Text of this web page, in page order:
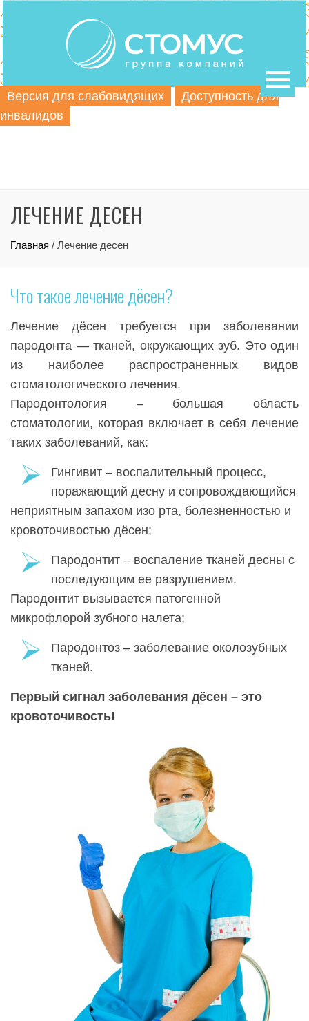
Версия для слабовидящих
Доступность для
инвалидов
ЛЕЧЕНИЕ ДЕСЕН
Главная / Лечение десен
Что такое лечение дёсен?
Лечение дёсен требуется при заболевании
пародонта — тканей, окружающих зуб. Это один
из наиболее распространенных видов
стоматологического лечения.
Пародонтология – большая область
стоматологии, которая включает в себя лечение
таких заболеваний, как:
Гингивит – воспалительный процесс,
поражающий десну и сопровождающийся
неприятным запахом изо рта, болезненностью и
кровоточивостью дёсен;
Пародонтит – воспаление тканей десны с
последующим ее разрушением.
Пародонтит вызывается патогенной
микрофлорой зубного налета;
Пародонтоз – заболевание околозубных
тканей.
Первый сигнал заболевания дёсен – это
кровоточивость!